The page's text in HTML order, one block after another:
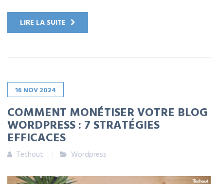
LIRE LA SUITE
16 NOV2024
COMMENT MONÉTISER VOTRE BLOG
WORDPRESS : 7 STRATÉGIES
EFFICACES
Techout Wordpress